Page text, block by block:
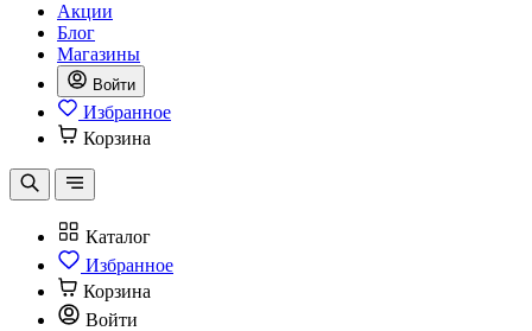
Акции
Блог
Магазины
Войти
Избранное
Корзина
Каталог
Избранное
Корзина
Войти